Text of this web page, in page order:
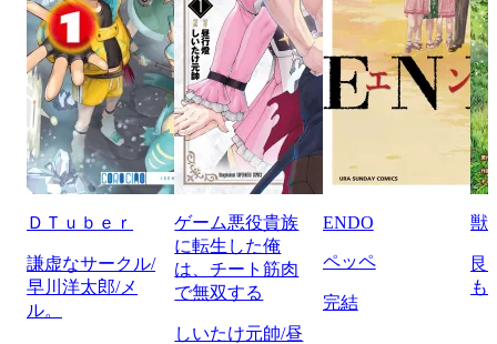
ＤＴｕｂｅｒ
謙虚なサークル/
早川洋太郎/メ
ル。
ゲーム悪役貴族
に転生した俺
は、チート筋肉
で無双する
しいたけ元帥/昼
ENDO
ペッペ
完結
獣
艮
も